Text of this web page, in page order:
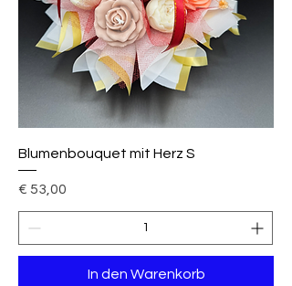
Blumenbouquet mit Herz S
Preis
€ 53,00
In den Warenkorb